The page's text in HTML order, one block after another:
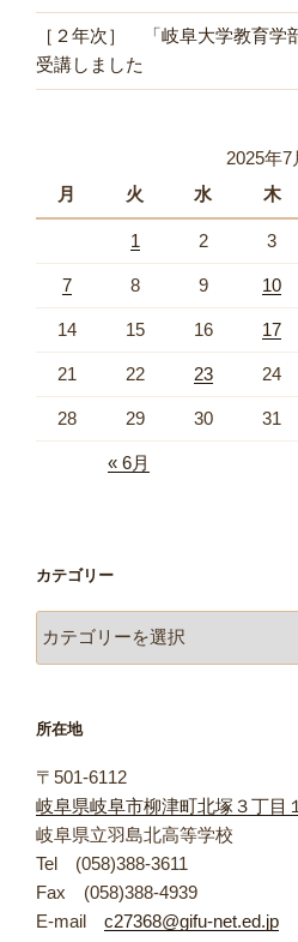
［２年次］ 「岐阜大学教育学
受講しました
2025年7
月
火 水 木
1 2 3
7 8 9 10
14 15 16 17
21 22 23 24
28 29 30 31
« 6月
カテゴリー
テ
ー
所在地
〒501-6112
岐阜県岐阜市柳津町北塚３丁目
岐阜県立羽島北高等学校
Tel (058)388-3611
Fax (058)388-4939
E-mail c27368@gifu-net.ed.jp